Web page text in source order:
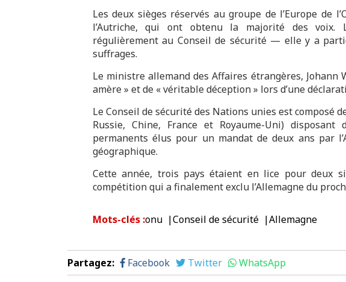
Les deux sièges réservés au groupe de l’Europe de
l’Autriche, qui ont obtenu la majorité des voix.
régulièrement au Conseil de sécurité — elle y a
suffrages.
Le ministre allemand des Affaires étrangères,
amère » et de « véritable déception » lors d’une
Le Conseil de sécurité des Nations unies est composé
Russie, Chine, France et Royaume-Uni)
permanents élus pour un mandat de deux ans par
géographique.
Cette année, trois pays étaient en lice pour deux
compétition qui a finalement exclu l’Allemagne du
Mots-clés:onu Conseil de sécurité Allemagne
Partagez: Facebook Twitter WhatsApp